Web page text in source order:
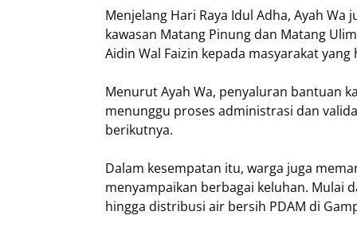
Menjelang Hari Raya Idul Adha, Ayah
kawasan Matang Pinung dan Matang
Aidin Wal Faizin kepada masyarakat yang
Menurut Ayah Wa, penyaluran bantuan
menunggu proses administrasi dan
berikutnya.
Dalam kesempatan itu, warga juga
menyampaikan berbagai keluhan. Mulai
hingga distribusi air bersih PDAM di